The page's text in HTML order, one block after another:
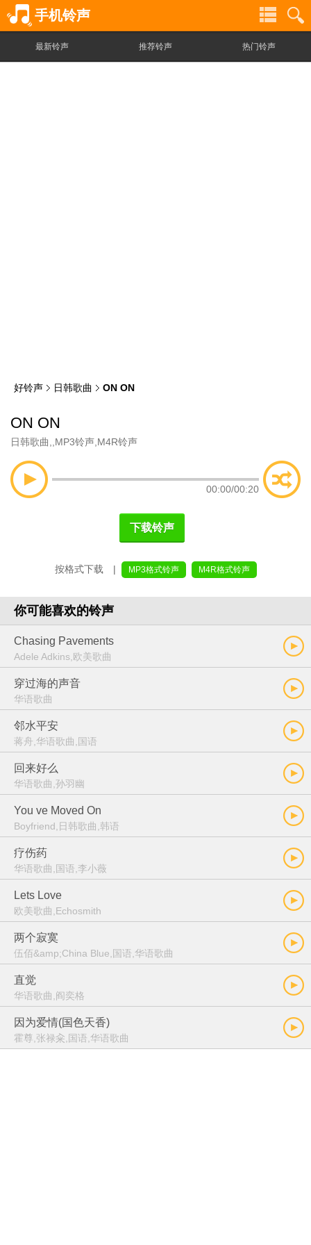
手机铃声
最新铃声 推荐铃声 热门铃声
好铃声 日韩歌曲 ON ON
ON ON
日韩歌曲 MP3铃声 M4R铃声
00:00/00:20
下载铃声
按格式下载 | MP3格式铃声 M4R格式铃声
你可能喜欢的铃声
Chasing Pavements
Adele Adkins,欧美歌曲
穿过海的声音
华语歌曲
邻水平安
蒋舟,华语歌曲,国语
回来好么
华语歌曲,孙羽幽
You ve Moved On
Boyfriend,日韩歌曲,韩语
疗伤药
华语歌曲,国语,李小薇
Lets Love
欧美歌曲,Echosmith
两个寂寞
伍佰&amp;China Blue,国语,华语歌曲
直觉
华语歌曲,阎奕格
因为爱情(国色天香)
霍尊,张禄籴,国语,华语歌曲